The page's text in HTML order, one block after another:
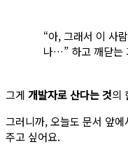
“아, 그래서 이 사
나…” 하고 깨닫는
그게 개발자로 산다는 것의
그러니까, 오늘도 문서 앞
주고 싶어요.